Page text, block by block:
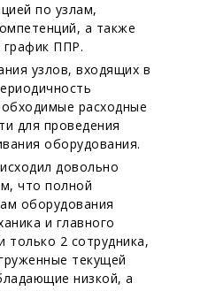
по узлам,
а также
график ППР.
узлов, входящих в
расходные
для проведения
оборудования.
довольно
что полной
оборудования
и главного
только 2 сотрудника,
текущей
низкой, а